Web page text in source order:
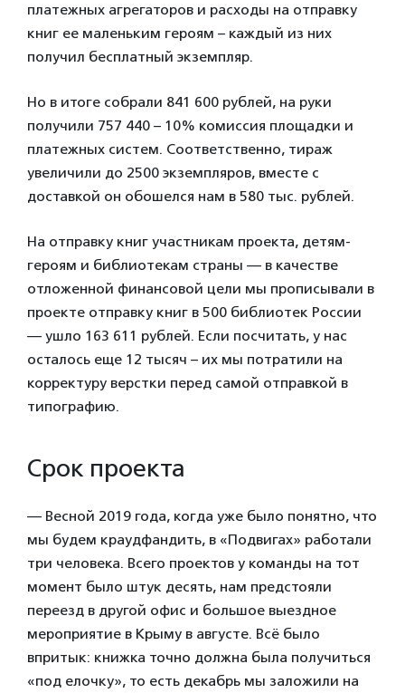
платежных агрегаторов и расходы на отправку
книг ее маленьким героям – каждый из них
получил бесплатный экземпляр.
Но в итоге собрали 841 600 рублей, на руки
получили 757 440 – 10% комиссия площадки и
платежных систем. Соответственно, тираж
увеличили до 2500 экземпляров, вместе с
доставкой он обошелся нам в 580 тыс. рублей.
На отправку книг участникам проекта, детям-
героям и библиотекам страны — в качестве
отложенной финансовой цели мы прописывали в
проекте отправку книг в 500 библиотек России
— ушло 163 611 рублей. Если посчитать, у нас
осталось еще 12 тысяч – их мы потратили на
корректуру верстки перед самой отправкой в
типографию.
Срок проекта
— Весной 2019 года, когда уже было понятно, что
мы будем краудфандить, в «Подвигах» работали
три человека. Всего проектов у команды на тот
момент было штук десять, нам предстояли
переезд в другой офис и большое выездное
мероприятие в Крыму в августе. Всё было
впритык: книжка точно должна была получиться
«под елочку», то есть декабрь мы заложили на